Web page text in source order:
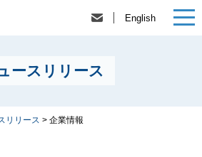
English
ースリリース
リリース > 企業情報